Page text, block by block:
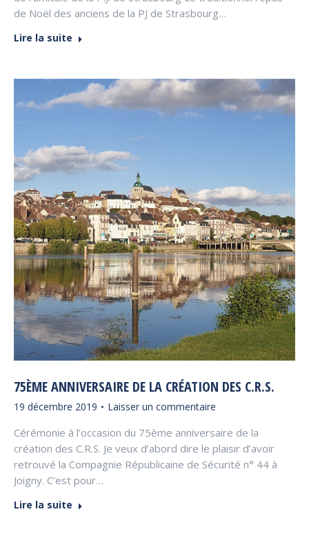
de Noël des anciens de la PJ de Strasbourg…
Lire la suite
75ÈME ANNIVERSAIRE DE LA CRÉATION DES C.R.S.
19 décembre 2019 Laisser un commentaire
Cérémonie à l’occasion du 75ème anniversaire de la
création des C.R.S. Je veux d’abord dire le plaisir d’avoir
retrouvé la Compagnie Républicaine de Sécurité n° 44 à
Joigny. C’est pour…
Lire la suite